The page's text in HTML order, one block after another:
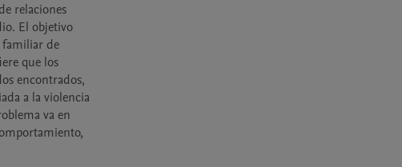
relaciones
El objetivo
familiar de
que los
encontrados,
a la violencia
va en